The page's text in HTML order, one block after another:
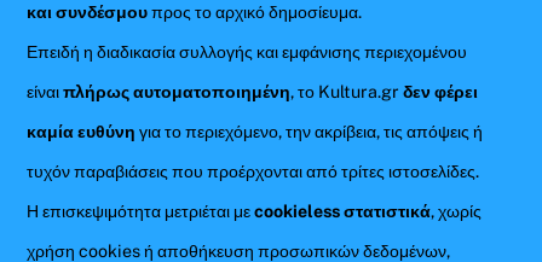
και συνδέσμουπρος το αρχικό δημοσίευμα.
Επειδή η διαδικασία συλλογής και εμφάνισης περιεχομένου
είναιπλήρως αυτοματοποιημένη, το Kultura.grδεν φέρει
καμία ευθύνη για το περιεχόμενο, την ακρίβεια, τις απόψεις ή
τυχόν παραβιάσεις που προέρχονται από τρίτες ιστοσελίδες.
Η επισκεψιμότητα μετριέται μεcookieless στατιστικά, χωρίς
χρήση cookies ή αποθήκευση προσωπικών δεδομένων,